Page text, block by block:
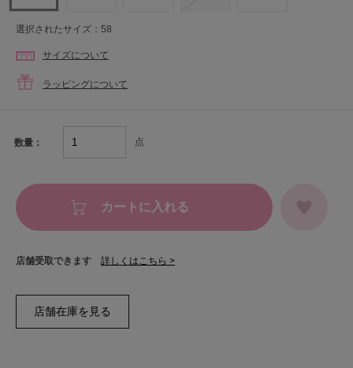
選択されたサイズ：58
サイズについて
ラッピングについて
数量： 点
カートに入れる
店舗受取できます 詳しくはこちら >